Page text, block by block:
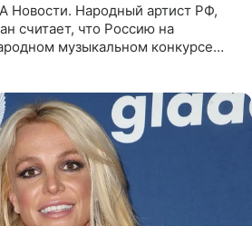
Народный артист РФ,
считает, что Россию на
музыкальном конкурсе